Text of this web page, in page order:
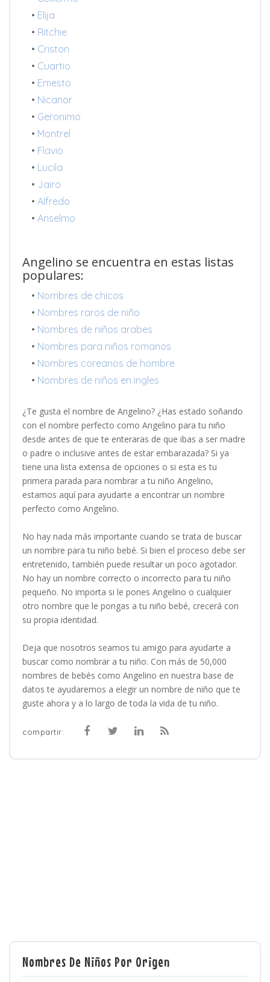
• Elija
• Ritchie
• Criston
• Cuartio
• Emesto
• Nicanor
• Geronimo
• Montrel
• Flavio
• Lucila
• Jairo
• Alfredo
• Anselmo
Angelino se encuentra en estas listas
populares:
• Nombres de chicos
• Nombres raros de niño
• Nombres de niños arabes
• Nombres para niños romanos
• Nombres coreanos de hombre
• Nombres de niños en ingles
¿Te gusta el nombre de Angelino? ¿Has estado soñando
con el nombre perfecto como Angelino para tu niño
desde antes de que te enteraras de que ibas a ser madre
o padre o inclusive antes de estar embarazada? Si ya
tiene una lista extensa de opciones o si esta es tu
primera parada para nombrar a tu niño Angelino,
estamos aquí para ayudarte a encontrar un nombre
perfecto como Angelino.
No hay nada más importante cuando se trata de buscar
un nombre para tu niño bebé. Si bien el proceso debe ser
entretenido, también puede resultar un poco agotador.
No hay un nombre correcto o incorrecto para tu niño
pequeño. No importa si le pones Angelino o cualquier
otro nombre que le pongas a tu niño bebé, crecerá con
su propia identidad.
Deja que nosotros seamos tu amigo para ayudarte a
buscar como nombrar a tu niño. Con más de 50,000
nombres de bebés como Angelino en nuestra base de
datos te ayudaremos a elegir un nombre de niño que te
guste ahora y a lo largo de toda la vida de tu niño.
compartir:
Nombres De Niños Por Origen